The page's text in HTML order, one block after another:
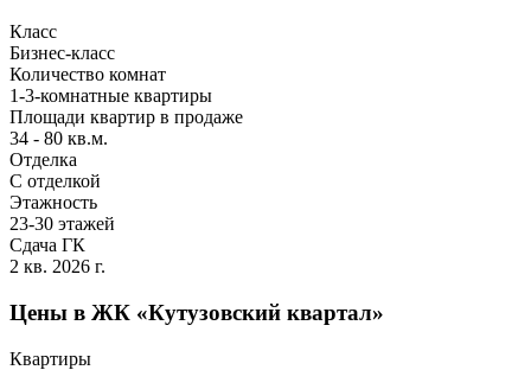
Класс
Бизнес-класс
Количество комнат
1-3-комнатные квартиры
Площади квартир в продаже
34 - 80 кв.м.
Отделка
С отделкой
Этажность
23-30 этажей
Сдача ГК
2 кв. 2026 г.
Цены в ЖК «Кутузовский квартал»
Квартиры